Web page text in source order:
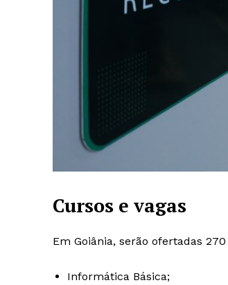
Cursos e vagas
Em Goiânia, serão ofertadas
Informática Básica;